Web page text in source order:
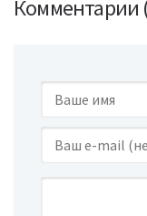
Комментарии